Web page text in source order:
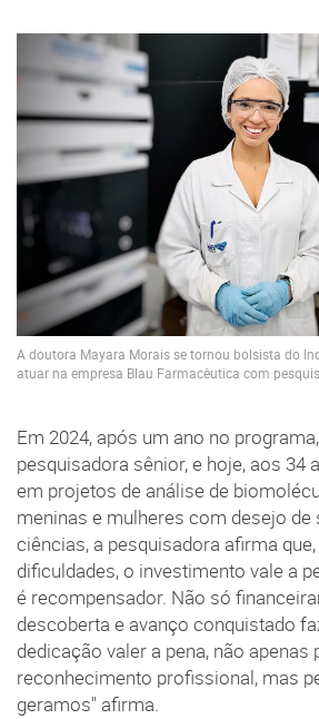
A doutora Mayara Morais se tornou bolsista do
atuar na empresa Blau Farmacêutica com
Em 2024, após um ano no
pesquisadora sênior, e hoje, aos 34
em projetos de análise de
meninas e mulheres com desejo de
ciências, a pesquisadora afirma
dificuldades, o investimento vale a
é recompensador. Não só
descoberta e avanço conquistado
dedicação valer a pena, não apenas
reconhecimento profissional, mas
geramos" afirma.